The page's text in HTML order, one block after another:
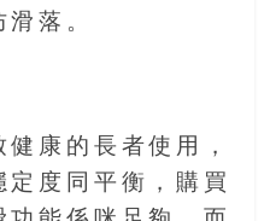
落。
康的長者使用，
定度同平衡，購買